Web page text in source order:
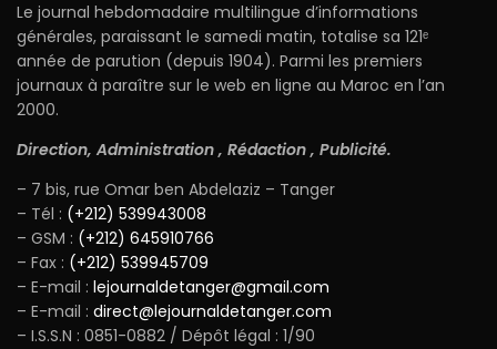
Le journal hebdomadaire multilingue d’informations
générales, paraissant le samedi matin, totalise sa 121ᵉ
année de parution (depuis 1904). Parmi les premiers
journaux à paraître sur le web en ligne au Maroc en l’an
2000.
Direction, Administration , Rédaction , Publicité.
– 7 bis, rue Omar ben Abdelaziz – Tanger
– Tél : (+212) 539943008
– GSM : (+212) 645910766
– Fax : (+212) 539945709
– E-mail : lejournaldetanger@gmail.com
– E-mail : direct@lejournaldetanger.com
– I.S.S.N : 0851-0882 / Dépôt légal : 1/90